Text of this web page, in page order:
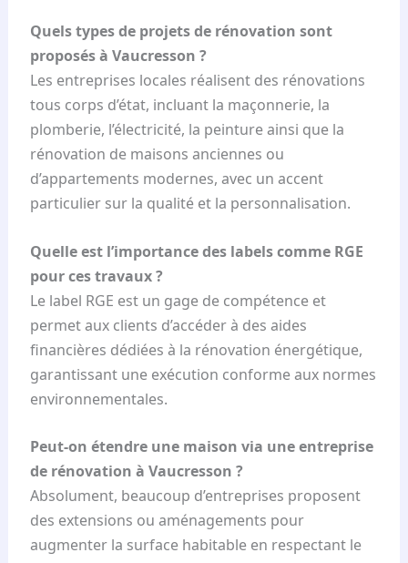
Quels types de projets de rénovation sont
proposés à Vaucresson ?
Les entreprises locales réalisent des rénovations
tous corps d’état, incluant la maçonnerie, la
plomberie, l’électricité, la peinture ainsi que la
rénovation de maisons anciennes ou
d’appartements modernes, avec un accent
particulier sur la qualité et la personnalisation.
Quelle est l’importance des labels comme RGE
pour ces travaux ?
Le label RGE est un gage de compétence et
permet aux clients d’accéder à des aides
financières dédiées à la rénovation énergétique,
garantissant une exécution conforme aux normes
environnementales.
Peut-on étendre une maison via une entreprise
de rénovation à Vaucresson ?
Absolument, beaucoup d’entreprises proposent
des extensions ou aménagements pour
augmenter la surface habitable en respectant le